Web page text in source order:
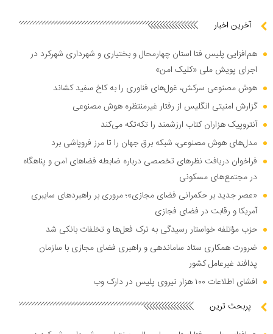
آخرین اخبار
هم‌افزایی پلیس فتا استان چهارمحال و بختیاری و شهرداری شهرکرد در
اجرای پویش ملی «کلیک امن»
هوش مصنوعی سرکش، غول‌های فناوری را به کاخ سفید کشاند
گزارش امنیتی انگلیس از رفتار غیرمنتظره هوش مصنوعی
آنتروپیک هزاران کتاب ارزشمند را تکه‌تکه می‌کند
مدل‌های هوش مصنوعی، شبکه برق جهان را تا مرز فروپاشی برد
فراخوان دریافت نظر‌های تخصصی درباره ضابطه فضا‌های امن و پناهگاه
در مجتمع‌های مسکونی
«عصر جدید بر حکمرانی فضای مجازی»؛ مروری بر راهبرد‌های سایبری
آمریکا و رقابت در فضای فجازی
حزب مؤتلفه خواستار رسیدگی به ترک فعل‌ها و تخلفات بانکی شد
ضرورت همکاری ستاد ساماندهی و راهبری فضای مجازی با سازمان
پدافند غیرعامل کشور
افشای اطلاعات ۱۰۰ هزار نیروی پلیس در دارک وب
پربحث ترین